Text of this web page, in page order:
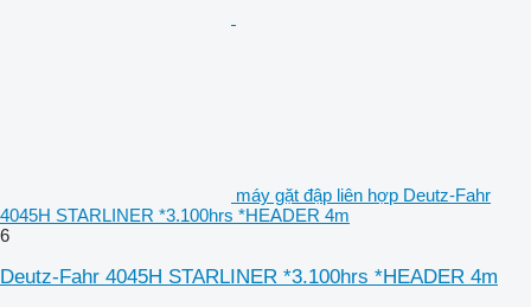
máy gặt đập liên hợp Deutz-Fahr
4045H STARLINER *3.100hrs *HEADER 4m
6
Deutz-Fahr 4045H STARLINER *3.100hrs *HEADER 4m